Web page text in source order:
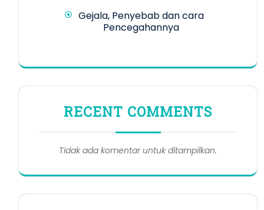
Gejala, Penyebab dan cara
Pencegahannya
RECENT COMMENTS
Tidak ada komentar untuk ditampilkan.